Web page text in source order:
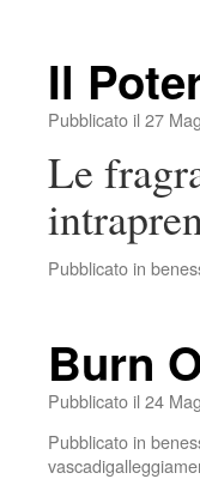
Il
Pubblicato il 27
Le
Pubblicato in
Burn
Pubblicato il 24
Pubblicato in